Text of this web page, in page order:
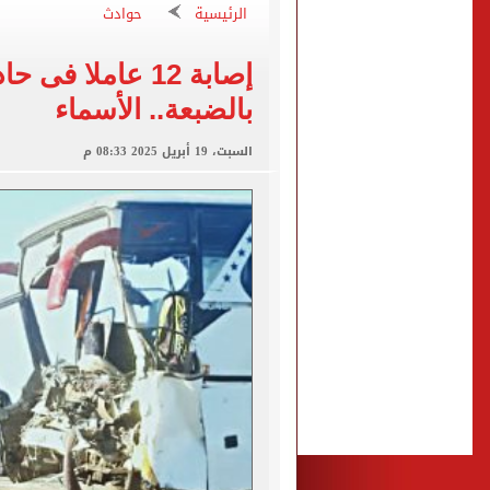
"تنظيم الاتصالات":
الكشف عن قصر محمد صلاح
الاتحاد التركي يمنح
الرئيسية حوادث
إصابة 12
بالضبعة.. الأسماء
السبت، 19 أبريل 2025 08:33 م